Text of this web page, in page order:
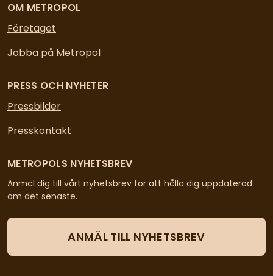
OM METROPOL
Företaget
Jobba på Metropol
PRESS OCH NYHETER
Pressbilder
Presskontakt
METROPOLS NYHETSBREV
Anmäl dig till vårt nyhetsbrev för att hålla dig uppdaterad
om det senaste.
ANMÄL TILL NYHETSBREV